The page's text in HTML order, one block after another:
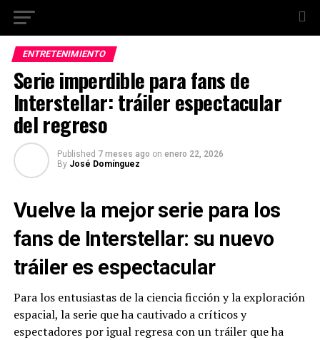
ENTRETENIMIENTO
Serie imperdible para fans de
Interstellar: tráiler espectacular
del regreso
Published 7 meses ago on enero 22, 2026
By José Domínguez
Vuelve la mejor serie para los
fans de Interstellar: su nuevo
tráiler es espectacular
Para los entusiastas de la ciencia ficción y la exploración
espacial, la serie que ha cautivado a críticos y
espectadores por igual regresa con un tráiler que ha